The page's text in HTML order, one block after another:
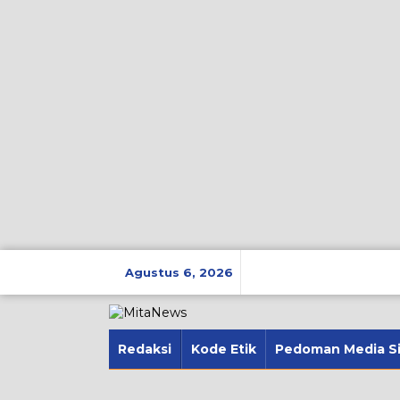
Agustus 6, 2026
Redaksi Kode Etik Pedoman Media